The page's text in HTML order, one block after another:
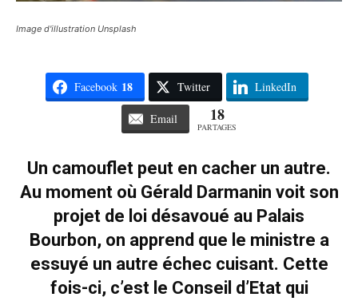
Image d'illustration Unsplash
Facebook 18 Twitter LinkedIn
Email 18
PARTAGES
Un camouflet peut en cacher un autre.
Au moment où Gérald Darmanin voit son
projet de loi désavoué au Palais
Bourbon, on apprend que le ministre a
essuyé un autre échec cuisant. Cette
fois-ci, c’est le Conseil d’Etat qui